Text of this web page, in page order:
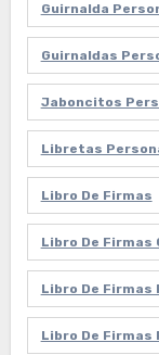
Guirnalda
Guirnaldas
Jaboncitos
Libretas
Libro De Firmas
Libro De Firmas
Libro De Firmas
Libro De Firmas